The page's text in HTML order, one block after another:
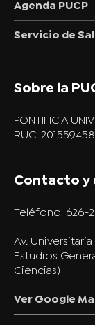
Agenda PUCP
Servicio de
Sobre la
PONTIFICIA
RUC:
Contacto y
Teléfono: 626-
Av. Universitaria
Estudios
Ciencias)
Ver Google